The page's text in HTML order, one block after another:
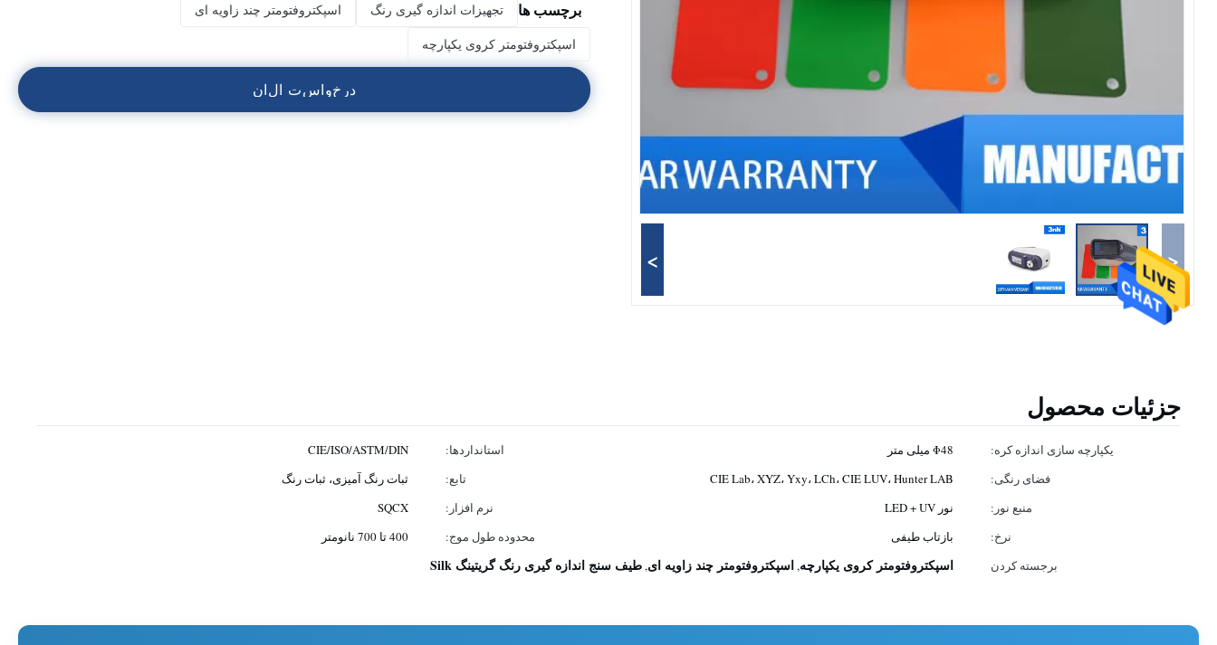
<
>
برچسب ها تجهیزات اندازه گیری رنگ
اسپکتروفتومتر چند زاویه ای
اسپکتروفتومتر کروی یکپارچه
در خواست الان
جزئیات محصول
یکپارچه سازی اندازه کره: Φ48 میلی متر استانداردها:
CIE/ISO/ASTM/DIN
فضای رنگی:
CIE Lab، XYZ، Yxy، LCh، CIE LUV، Hunter LAB تابع:
ثبات رنگ آمیزی، ثبات رنگ
منبع نور:
نور LED + UV نرم افزار:
SQCX
نرخ:
بازتاب طیفی محدوده طول موج:
400 تا 700 نانومتر
برجسته کردن
اسپکتروفتومتر کروی یکپارچه,اسپکتروفتومتر چند زاویه ای,طیف سنج اندازه گیری رنگ گریتینگ Silk